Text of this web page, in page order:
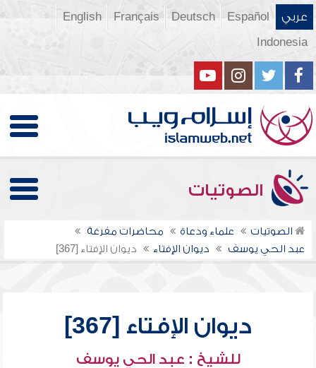
عربي Español
Deutsch
Français
English
Indonesia
الصوتيات
الصوتيات علماء ودعاة
محاضرات مفرغة
عبد الحي يوسف
ديوان الإفتاء ديوان الإفتاء [367]
ديوان الإفتاء [367]
للشيخ : عبد الحي يوسف